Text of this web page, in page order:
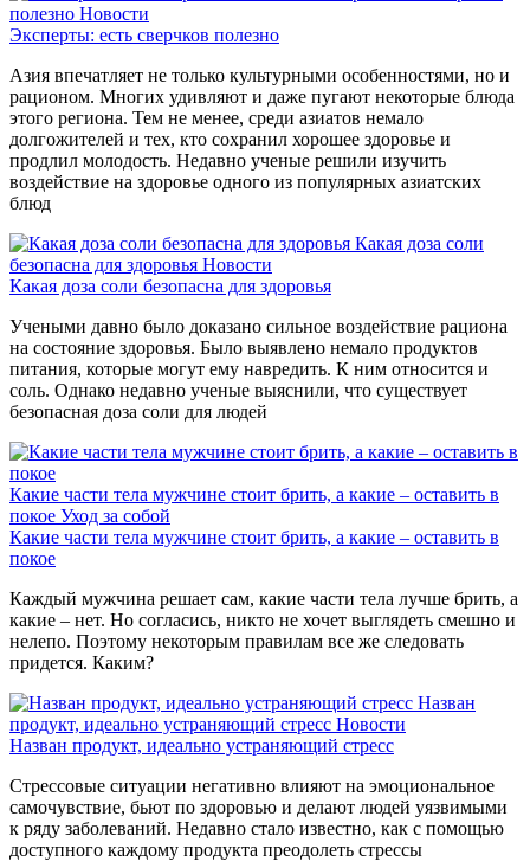
полезно Новости
Эксперты: есть сверчков полезно
Азия впечатляет не только культурными особенностями, но и
рационом. Многих удивляют и даже пугают некоторые блюда
этого региона. Тем не менее, среди азиатов немало
долгожителей и тех, кто сохранил хорошее здоровье и
продлил молодость. Недавно ученые решили изучить
воздействие на здоровье одного из популярных азиатских
блюд
Какая доза соли
безопасна для здоровья Новости
Какая доза соли безопасна для здоровья
Учеными давно было доказано сильное воздействие рациона
на состояние здоровья. Было выявлено немало продуктов
питания, которые могут ему навредить. К ним относится и
соль. Однако недавно ученые выяснили, что существует
безопасная доза соли для людей
Какие части тела мужчине стоит брить, а какие – оставить в
покое Уход за собой
Какие части тела мужчине стоит брить, а какие – оставить в
покое
Каждый мужчина решает сам, какие части тела лучше брить, а
какие – нет. Но согласись, никто не хочет выглядеть смешно и
нелепо. Поэтому некоторым правилам все же следовать
придется. Каким?
Назван
продукт, идеально устраняющий стресс Новости
Назван продукт, идеально устраняющий стресс
Стрессовые ситуации негативно влияют на эмоциональное
самочувствие, бьют по здоровью и делают людей уязвимыми
к ряду заболеваний. Недавно стало известно, как с помощью
доступного каждому продукта преодолеть стрессы